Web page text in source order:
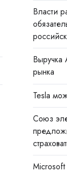
Власти
рынка
Tesla
Союз
Microsoft